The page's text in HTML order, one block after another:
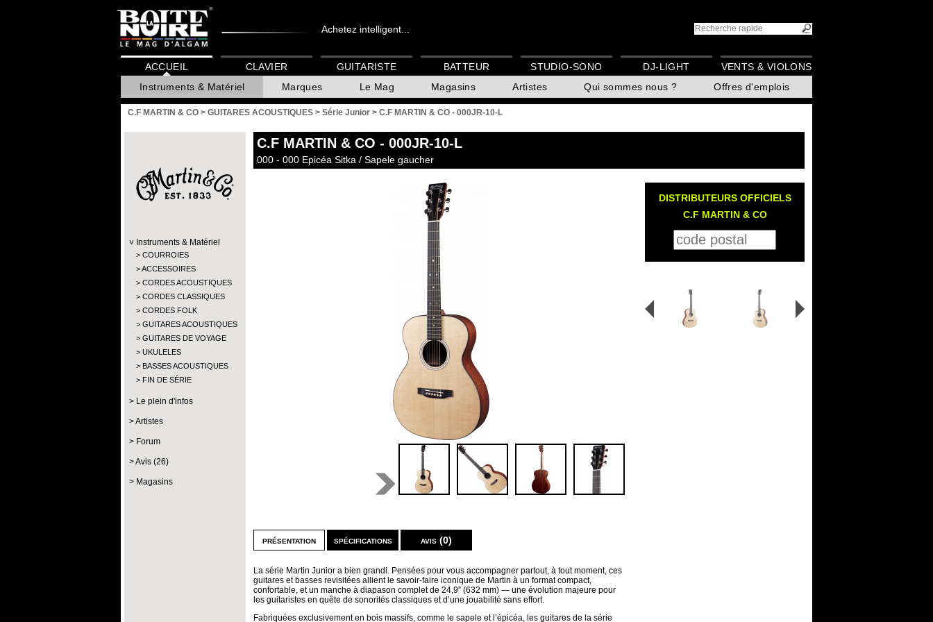
Achetez intelligent...
ACCUEIL
Instruments & Matériel
Marques Le Mag Magasins Artistes Qui sommes nous ? Offres d'emplois
CLAVIER GUITARISTE BATTEUR STUDIO-SONO DJ-LIGHT VENTS & VIOLONS
C.F MARTIN & CO > GUITARES ACOUSTIQUES > Série Junior > C.F MARTIN & CO - 000JR-10-L
Instruments & Matériel
COURROIES
ACCESSOIRES
CORDES ACOUSTIQUES
CORDES CLASSIQUES
CORDES FOLK
GUITARES ACOUSTIQUES
GUITARES DE VOYAGE
UKULELES
BASSES ACOUSTIQUES
FIN DE SÉRIE
Le plein d'infos
Artistes
Forum
Avis (26)
Magasins
C.F MARTIN & CO - 000JR-10-L
000 - 000 Epicéa Sitka / Sapele gaucher
présentation
La série Martin Junior a bien grandi. Pensées pour vous accompagner partout, à tout moment, ces
guitares et basses revisitées allient le savoir-faire iconique de Martin à un format compact,
confortable, et un manche à diapason complet de 24,9” (632 mm) — une évolution majeure pour
les guitaristes en quête de sonorités classiques et d’une jouabilité sans effort.
Fabriquées exclusivement en bois massifs, comme le sapele et l’épicéa, les guitares de la série
spécifications avis (0)
DISTRIBUTEURS OFFICIELS
C.F MARTIN & CO